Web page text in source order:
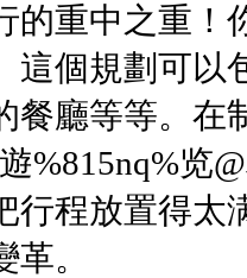
的重中之重！
這個規劃可以
餐廳等等。在
%815nq%览
行程放置得太
。